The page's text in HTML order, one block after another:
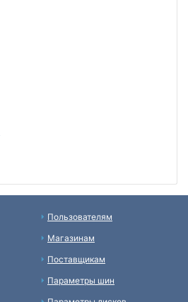
Пользователям
Магазинам
Поставщикам
Параметры шин